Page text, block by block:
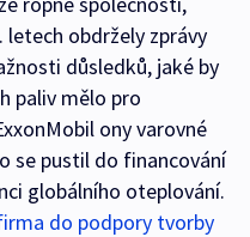
letech obdržely zprávy
důsledků, jaké by
paliv mělo pro
ony varovné
se pustil do financování
globálního oteplování.
do podpory tvorby